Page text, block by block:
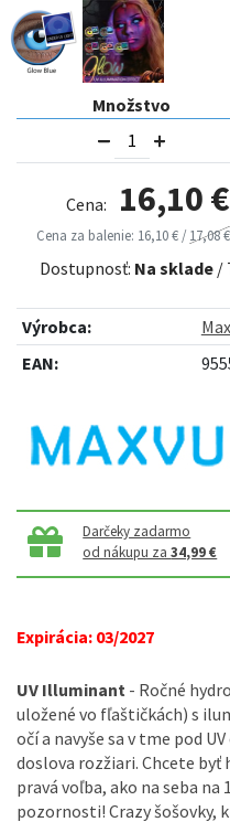
Množstvo
Cena: 16,10 €
Cena za balenie: 16,10 € /17,08 €
Dostupnosť: Na sklade /
Výrobca:
EAN:
Darčeky zadarmo
od nákupu za34,99 €
Expirácia: 03/2027
UV Illuminant - Ročné
uložené vo fľaštičkách) s
očí a navyše sa v tme pod
doslova rozžiari. Chcete byť
pravá voľba, ako na seba
pozornosti! Crazy šošovky,